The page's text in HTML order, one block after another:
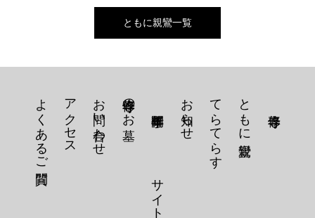
ともに親鸞一覧
ともに親鸞
てらてらす
お知らせ
専修寺のお墓
お問い合わせ
アクセス
よくあるご質問